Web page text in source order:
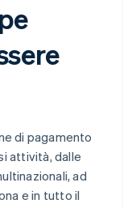
di pagamento
attività, dalle
ad
e in tutto il